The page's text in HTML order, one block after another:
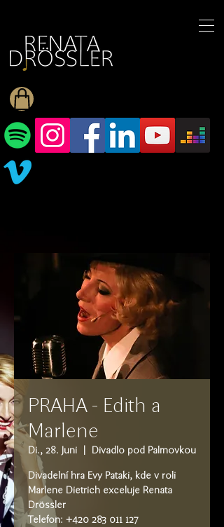
PRAHA - Edith a
Marlene
Di., 28. Juni Divadlo pod Palmovkou
Divadelní hra Evy Pataki, kde v roli
Marlene Dietrich exceluje Renata
Drössler
Telefon: +420 283 011 127